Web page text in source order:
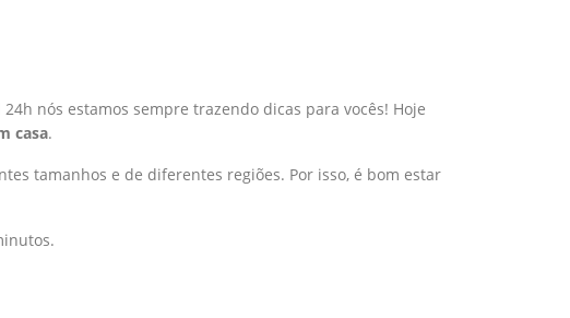
nós estamos sempre trazendo dicas para vocês! Hoje
casa.
tamanhos e de diferentes regiões. Por isso, é bom estar